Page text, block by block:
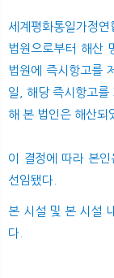
세계평화통일가정
법원으로부터 해산
법원에 즉시항고를
일, 해당 즉시항고를
해 본 법인은 해산되
이 결정에 따라 본
선임됐다.
본 시설 및 본 시설
다.